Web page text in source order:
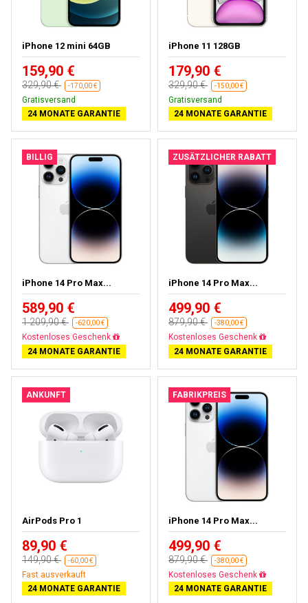
iPhone 12 mini 64GB
159,90 €
329,90 € -170,00 €
Gratisversand
24 MONATE GARANTIE
iPhone 11 128GB
179,90 €
329,90 € -150,00 €
Gratisversand
24 MONATE GARANTIE
BILLIG
iPhone 14 Pro Max...
589,90 €
1 209,90 € -620,00 €
Gratisversand
24 MONATE GARANTIE
ZUSÄTZLICHER RABATT
iPhone 14 Pro Max...
499,90 €
879,90 € -380,00 €
Gratisversand
24 MONATE GARANTIE
ANKUNFT
AirPods Pro 1
89,90 €
149,90 € -60,00 €
Fast ausverkauft
24 MONATE GARANTIE
FABRIKPREIS
iPhone 14 Pro Max...
499,90 €
879,90 € -380,00 €
Gratisversand
24 MONATE GARANTIE